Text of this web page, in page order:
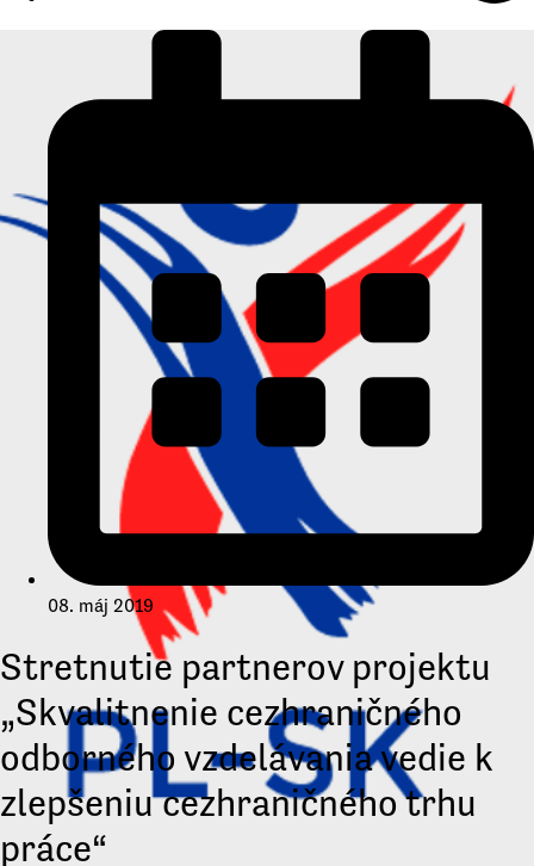
08. máj 2019
Stretnutie partnerov projektu
„Skvalitnenie cezhraničného
odborného vzdelávania vedie k
zlepšeniu cezhraničného trhu
práce“